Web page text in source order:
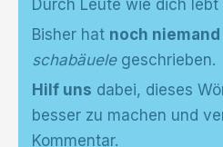
Durch Leute wie dich
Bisher hat noch niemand
schabäuelegeschrieben.
Hilf uns dabei, dieses
besser zu machen und
Kommentar.